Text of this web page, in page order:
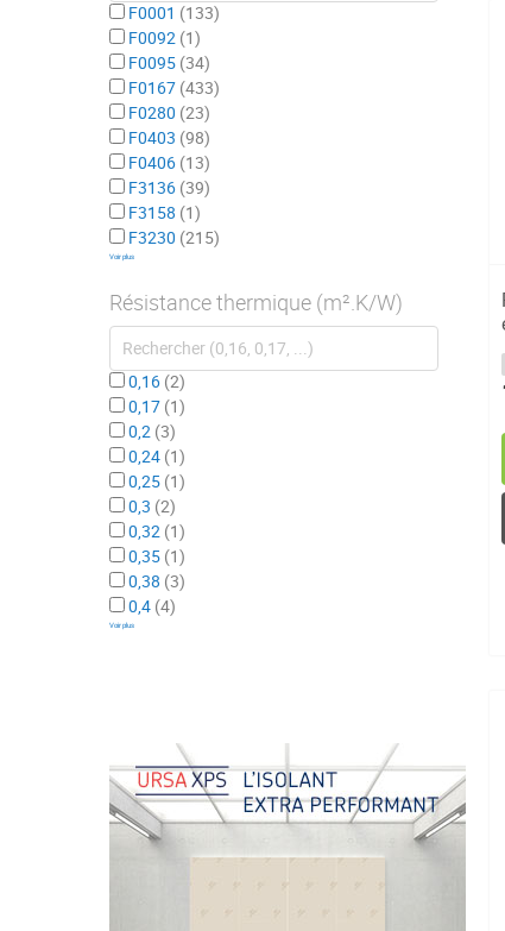
F0001
133
F0092 1
F0095 34
F0167 433
F0280 23
F0403 98
F0406 13
F3136 39
F3158 1
F3230 215
Voir plus
Résistance thermique (m².K/W)
0,16 2
0,17 1
0,2 3
0,24 1
0,25 1
0,3 2
0,32 1
0,35 1
0,38 3
0,4 4
Voir plus